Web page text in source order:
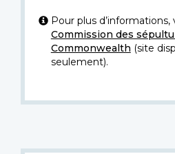
Pour plus d’informations,
Commission des
Commonwealth (site
seulement).